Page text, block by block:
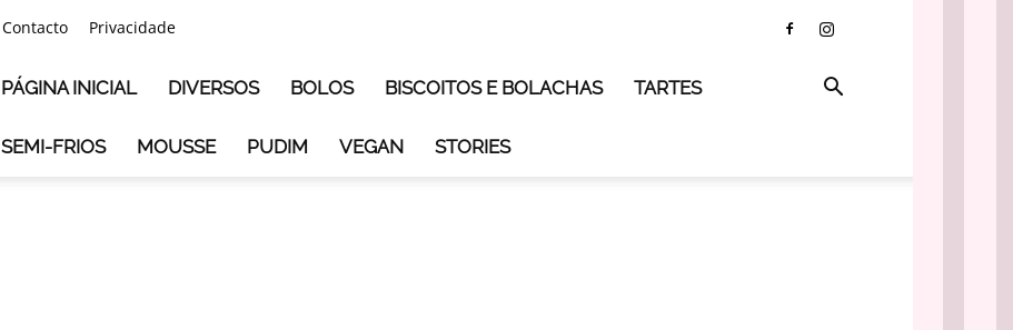
Contacto Privacidade
PÁGINA INICIAL DIVERSOS BOLOS BISCOITOS E BOLACHAS TARTES
SEMI-FRIOS MOUSSE PUDIM VEGAN STORIES